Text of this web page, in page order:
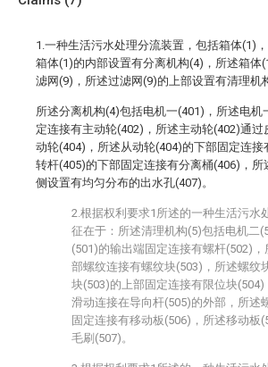
1.一种生活污水处理分流装置，包括箱体(1)
箱体(1)的内部设置有分离机构(4)，所述箱体
滤网(9)，所述过滤网(9)的上部设置有清理机
所述分离机构(4)包括电机一(401)，所述电机
定连接有主动轮(402)，所述主动轮(402)通过
动轮(404)，所述从动轮(404)的下部固定连接
转杆(405)的下部固定连接有分离桶(406)，所
侧设置有均匀分布的出水孔(407)。
2.根据权利要求1所述的一种生活污水
征在于：所述清理机构(5)包括电机二
(501)的输出端固定连接有螺杆(502)
部螺纹连接有螺纹块(503)，所述螺纹
块(503)的上部固定连接有限位块
滑动连接在导向杆(505)的外部，所述
固定连接有移动板(506)，所述移动板
毛刷(507)。